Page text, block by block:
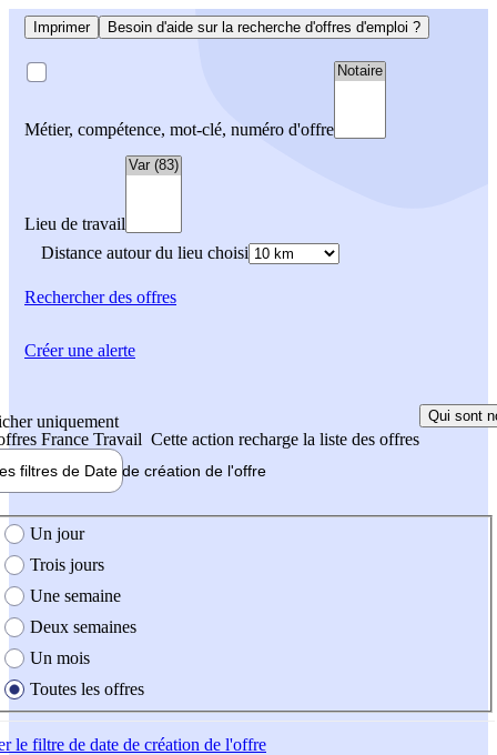
Imprimer Besoin d'aide sur la recherche d'offres d'emploi ?
Métier, compétence, mot-clé, numéro d'offre
Lieu de travail
Distance autour du lieu choisi
Rechercherdes offres
uniquement
France Travail Cette action recharge la liste des offres
Qui sont
filtres de Date de création de l'offre
création de l'offre
Un jour
Trois jours
Une semaine
Deux semaines
Un mois
Toutes les offres
le filtre de date de création de l'offre
Créer une alerte